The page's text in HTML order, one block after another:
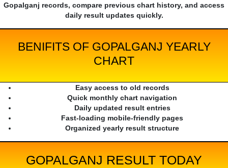
Gopalganj records, compare previous chart history, and access
daily result updates quickly.
BENIFITS OF GOPALGANJ YEARLY
CHART
Easy access to old records
Quick monthly chart navigation
Daily updated result entries
Fast-loading mobile-friendly pages
Organized yearly result structure
GOPALGANJ RESULT TODAY